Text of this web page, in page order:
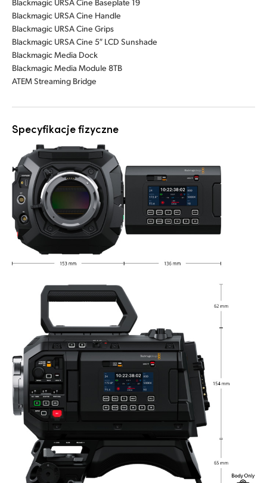
Blackmagic URSA Cine Baseplate 19
Blackmagic URSA Cine Handle
Blackmagic URSA Cine Grips
Blackmagic URSA Cine 5″ LCD Sunshade
Blackmagic Media Dock
Blackmagic Media Module 8TB
ATEM Streaming Bridge
Specyfikacje fizyczne